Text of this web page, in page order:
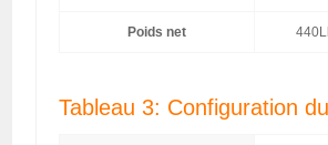
Poids net
Tableau 3: Configuration